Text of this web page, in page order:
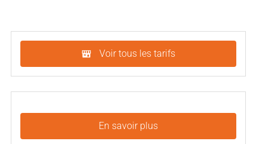
Voir tous les tarifs
En savoir plus